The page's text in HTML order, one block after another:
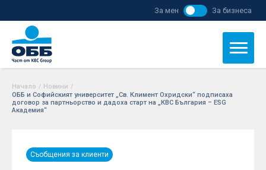
За мен За бизнеса
Начало / Новини /
ОББ и Софийският университет „Св. Климент Охридски“ подписаха
договор за партньорство и дадоха старт на „КВС България – ESG
Академия“
Съобщения за клиенти